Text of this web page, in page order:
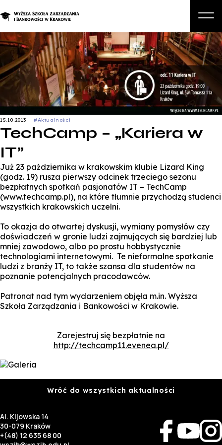
O nas
Studia podyplomowe i kursy
Kandydat
Student
Zapisz się na studia
15.10.2013 #Aktualności
TechCamp – „Kariera w
IT”
Już 23 października w krakowskim klubie Lizard King
(godz. 19) rusza pierwszy odcinek trzeciego sezonu
bezpłatnych spotkań pasjonatów IT – TechCamp
(www.techcamp.pl), na które tłumnie przychodzą studenci
wszystkich krakowskich uczelni.
To okazja do otwartej dyskusji, wymiany pomysłów czy
doświadczeń w gronie ludzi zajmujących się bardziej lub
mniej zawodowo, albo po prostu hobbystycznie
technologiami internetowymi. Te nieformalne spotkanie
ludzi z branży IT, to także szansa dla studentów na
poznanie potencjalnych pracodawców.
Patronat nad tym wydarzeniem objęła m.in. Wyższa
Szkoła Zarządzania i Bankowości w Krakowie.
Zarejestruj się bezpłatnie na
http://techcamp11.evenea.pl/
Wróć do wszystkich aktualności
Al. Kijowska 14
30-079 Kraków
+(48) 12 635 68 00